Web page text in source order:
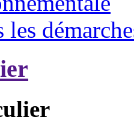
les